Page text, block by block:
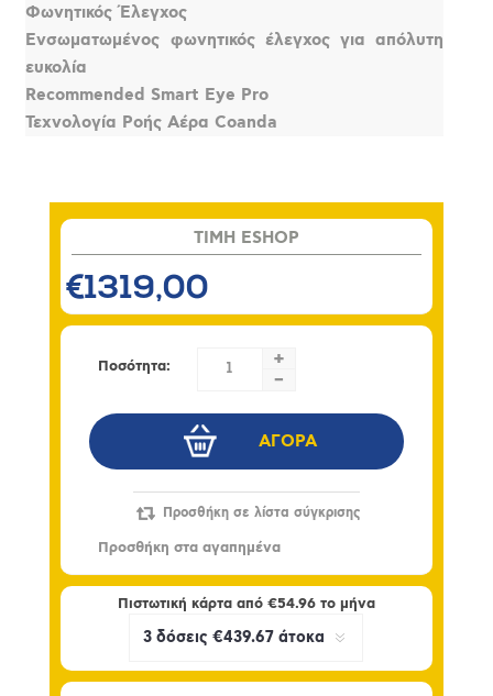
Φωνητικός Έλεγχος
Ενσωματωμένος φωνητικός έλεγχος για απόλυτη
ευκολία
Recommended Smart Eye Pro
Τεχνολογία Ροής Αέρα Coanda
TIMH ESHOP
€1319,00
Ποσότητα:
+
-
Πιστωτική κάρτα από €54.96το μήνα